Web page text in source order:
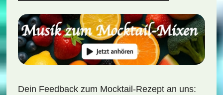
Dein Feedback zum Mocktail-Rezept an uns: